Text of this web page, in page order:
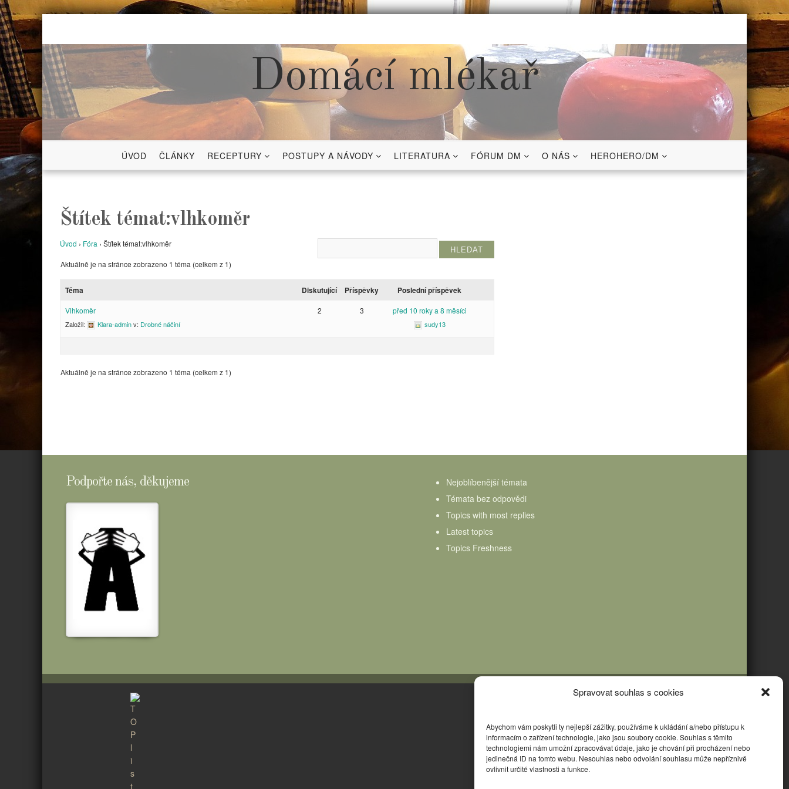
Spravovat souhlas s cookies
Abychom vám poskytli ty nejlepší zážitky, používáme k ukládání a/nebo přístupu k
informacím o zařízení technologie, jako jsou soubory cookie. Souhlas s těmito
technologiemi nám umožní zpracovávat údaje, jako je chování při procházení nebo
jedinečná ID na tomto webu. Nesouhlas nebo odvolání souhlasu může nepříznivě
ovlivnit určité vlastnosti a funkce.
Skip
content
Domácí mlékař
ÚVOD ČLÁNKY RECEPTURY POSTUPY A NÁVODY LITERATURA FÓRUM DM O NÁS HEROHERO/DM
Štítek témat:vlhkoměr
Úvod › Fóra › Štítek témat:vlhkoměr
Aktuálně je na stránce zobrazeno 1 téma (celkem z 1)
Téma Diskutující Příspěvky Poslední příspěvek
Vlhkoměr
Založil: Klara-adminv: Drobné náčiní
2 3 před 10 roky a 8 měsíci
sudy13
Aktuálně je na stránce zobrazeno 1 téma (celkem z 1)
Podpořte nás, děkujeme
Nejoblíbenější témata
Témata bez odpovědi
Topics with most replies
Latest topics
Topics Freshness